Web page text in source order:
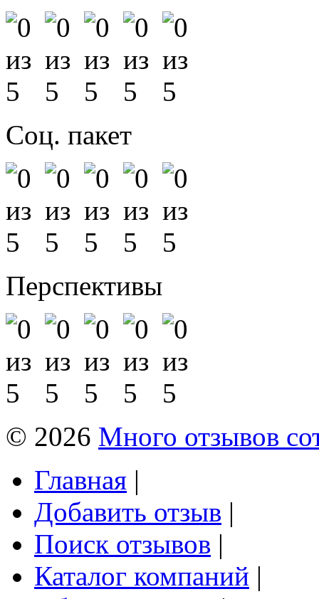
Соц. пакет
Перспективы
© 2026 Много отзывов
Главная |
Добавить отзыв |
Поиск отзывов |
Каталог компаний |